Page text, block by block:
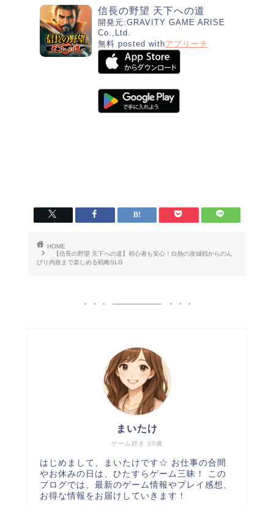
信長の野望 天下への道
開発元:GRAVITY GAME ARISE
Co.,Ltd.
無料 posted withアプリーチ
HOME
【信長の野望 天下への道】初心者も安心！白熱の攻城戦からのん
びり内政まで楽しめる戦略SLG
ゲーム好き 30歳
まいたけ
はじめまして、まいたけです☆ お仕事の合間
やお休みの日は、ひたすらゲーム三昧！ この
ブログでは、最新のゲーム情報やプレイ感想、
お得な情報をお届けしていきます！